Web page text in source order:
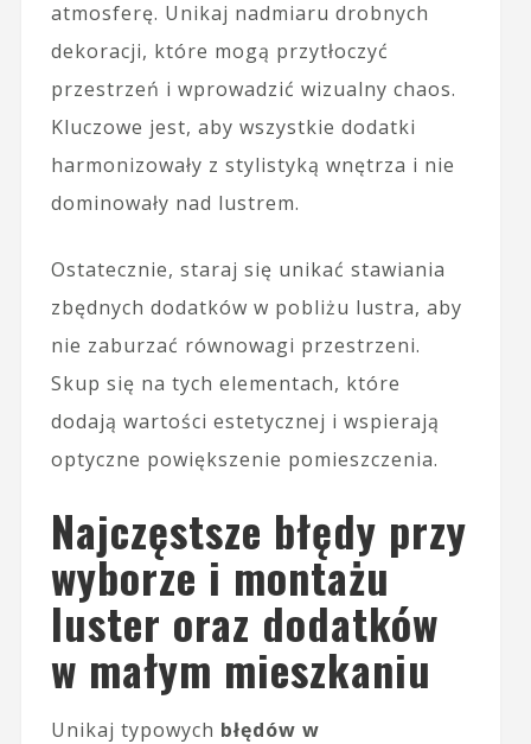
atmosferę. Unikaj nadmiaru drobnych
dekoracji, które mogą przytłoczyć
przestrzeń i wprowadzić wizualny chaos.
Kluczowe jest, aby wszystkie dodatki
harmonizowały z stylistyką wnętrza i nie
dominowały nad lustrem.
Ostatecznie, staraj się unikać stawiania
zbędnych dodatków w pobliżu lustra, aby
nie zaburzać równowagi przestrzeni.
Skup się na tych elementach, które
dodają wartości estetycznej i wspierają
optyczne powiększenie pomieszczenia.
Najczęstsze błędy przy
wyborze i montażu
luster oraz dodatków
w małym mieszkaniu
Unikaj typowych błędów w